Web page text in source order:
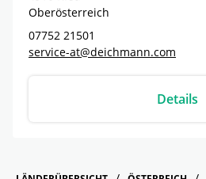
Oberösterreich
07752 21501
service-at@deichmann.com
Details